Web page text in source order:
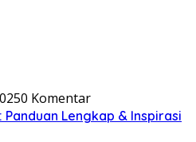
0 Komentar
Panduan Lengkap & Inspirasi